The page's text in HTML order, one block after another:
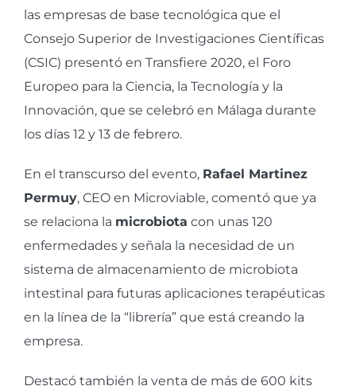
más
grande
las empresas de base tecnológica que el
Consejo Superior de Investigaciones Científicas
(CSIC) presentó en Transfiere 2020, el Foro
Europeo para la Ciencia, la Tecnología y la
Innovación, que se celebró en Málaga durante
los días 12 y 13 de febrero.
En el transcurso del evento, Rafael Martinez
Permuy, CEO en Microviable, comentó que ya
se relaciona la microbiota con unas 120
enfermedades y señala la necesidad de un
sistema de almacenamiento de microbiota
intestinal para futuras aplicaciones terapéuticas
en la línea de la “librería” que está creando la
empresa.
Destacó también la venta de más de 600 kits